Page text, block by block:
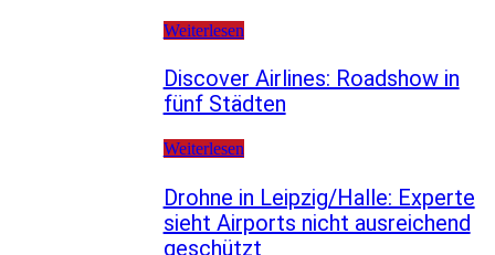
Weiterlesen
Discover Airlines: Roadshow in
fünf Städten
Weiterlesen
Drohne in Leipzig/Halle: Experte
sieht Airports nicht ausreichend
geschützt